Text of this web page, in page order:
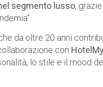
segmento lusso,
da oltre 20 anni
con
lo stile e il mood